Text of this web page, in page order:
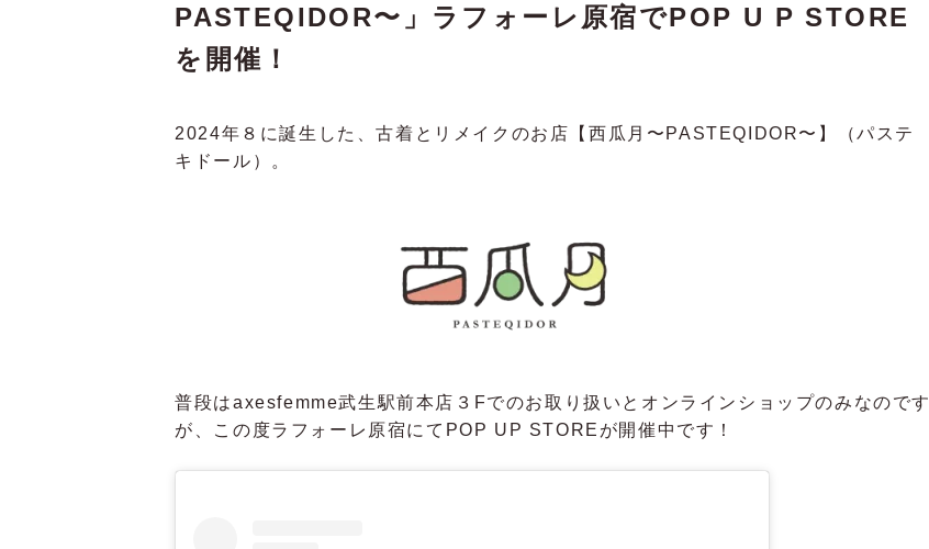
PASTEQIDOR〜」ラフォーレ原宿でPOP U P STORE
を開催！
2024年８に誕生した、古着とリメイクのお店【西瓜月〜PASTEQIDOR〜】（パステ
キドール）。
普段はaxesfemme武生駅前本店３Fでのお取り扱いとオンラインショップのみなのです
が、この度ラフォーレ原宿にてPOP UP STOREが開催中です！